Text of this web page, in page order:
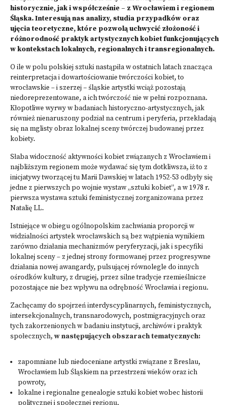
historycznie, jak i współcześnie – z Wrocławiem i regionem
Śląska. Interesują nas analizy, studia przypadków oraz
ujęcia teoretyczne, które pozwolą uchwycić złożoność i
różnorodność praktyk artystycznych kobiet funkcjonujących
w kontekstach lokalnych, regionalnych i transregionalnych.
O ile w polu polskiej sztuki nastąpiła w ostatnich latach znacząca
reinterpretacja i dowartościowanie twórczości kobiet, to
wrocławskie – i szerzej – śląskie artystki wciąż pozostają
niedoreprezentowane, a ich twórczość nie w pełni rozpoznana.
Kłopotliwe wyrwy w badaniach historyczno-artystycznych, jak
również nienaruszony podział na centrum i peryferia, przekładają
się na mglisty obraz lokalnej sceny twórczej budowanej przez
kobiety.
Słaba widoczność aktywności kobiet związanych z Wrocławiem i
najbliższym regionem może wydawać się tym dotkliwsza, iż to z
inicjatywy tworzącej tu Marii Dawskiej w latach 1952-53 odbyły się
jedne z pierwszych po wojnie wystaw „sztuki kobiet”, a w 1978 r.
pierwsza wystawa sztuki feministycznej zorganizowana przez
Natalię LL.
Istniejące w obiegu ogólnopolskim zachwiania proporcji w
widzialności artystek wrocławskich są bez wątpienia wynikiem
zarówno działania mechanizmów peryferyzacji, jak i specyfiki
lokalnej sceny – z jednej strony formowanej przez progresywne
działania nowej awangardy, pulsującej równolegle do innych
ośrodków kultury, z drugiej, przez silne tradycje rzemieślnicze
pozostające nie bez wpływu na odrębność Wrocławia i regionu.
Zachęcamy do spojrzeń interdyscyplinarnych, feministycznych,
intersekcjonalnych, transnarodowych, postmigracyjnych oraz
tych zakorzenionych w badaniu instytucji, archiwów i praktyk
społecznych, w następujących obszarach tematycznych:
zapomniane lub niedoceniane artystki związane z Breslau,
Wrocławiem lub Śląskiem na przestrzeni wieków oraz ich
powroty,
lokalne i regionalne genealogie sztuki kobiet wobec historii
politycznej i społecznej regionu,